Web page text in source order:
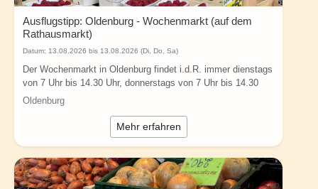
Ausflugstipp: Oldenburg - Wochenmarkt (auf dem
Rathausmarkt)
Datum: 13.08.2026 bis 13.08.2026 (Di, Do, Sa)
Der Wochenmarkt in Oldenburg findet i.d.R. immer dienstags
von 7 Uhr bis 14.30 Uhr, donnerstags von 7 Uhr bis 14.30
Uhr und samstags von 7 Uhr bis 15...
Oldenburg
Mehr erfahren